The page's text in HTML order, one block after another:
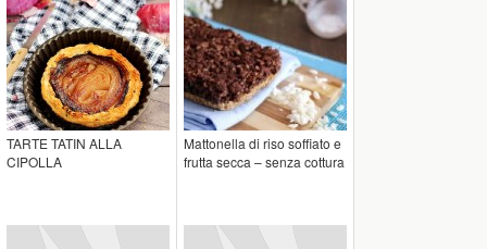
TARTE TATIN ALLA
CIPOLLA
Mattonella di riso soffiato e
frutta secca – senza cottura